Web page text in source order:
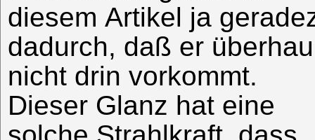
diesem Artikel ja
dadurch, daß er
nicht drin vorkommt.
Dieser Glanz hat eine